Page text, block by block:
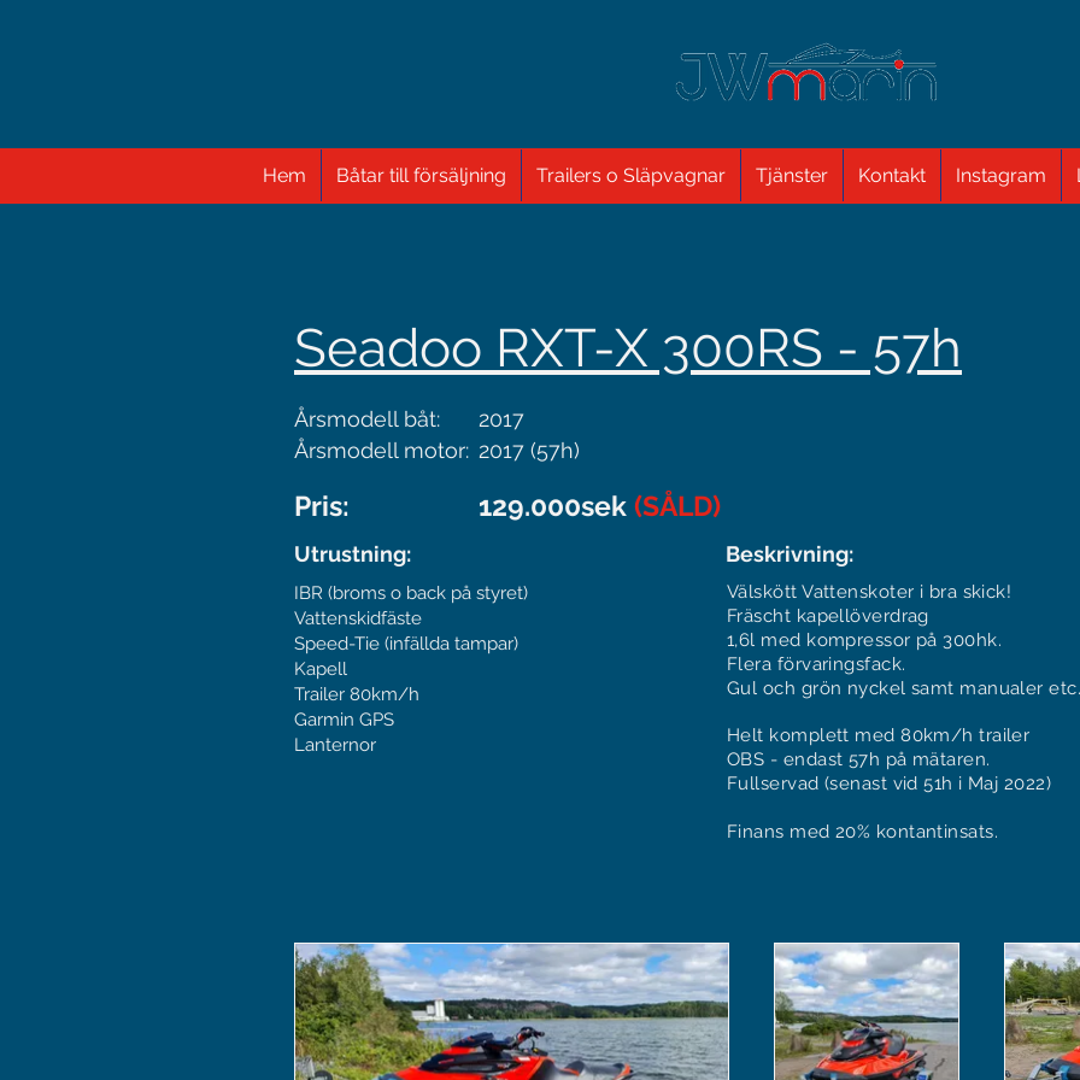
Hem Båtar till försäljning Trailers o Släpvagnar Tjänster Kontakt Instagram
Seadoo RXT-X 300RS - 57h
Årsmodell båt:
Årsmodell motor:
2017
2017 (57h)
Pris: 129.000sek (SÅLD)
Utrustning:
IBR (broms o back på styret)
Vattenskidfäste
Speed-Tie (infällda tampar)
Kapell
Trailer 80km/h
Garmin GPS
Lanternor
Beskrivning:
Välskött Vattenskoter i bra skick!
Fräscht kapellöverdrag
1,6l med kompressor på 300hk.
Flera förvaringsfack.
Gul och grön nyckel samt manualer
Helt komplett med 80km/h trailer
OBS - endast 57h på mätaren.
Fullservad (senast vid 51h i Maj 2022)
Finans med 20% kontantinsats.